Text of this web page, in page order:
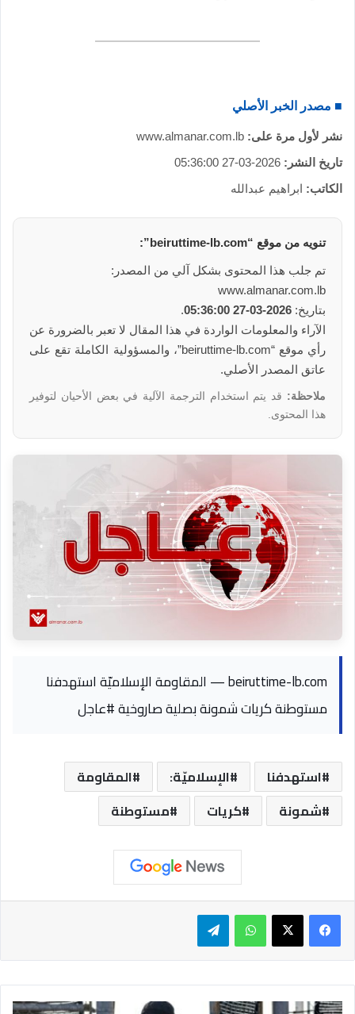
■ مصدر الخبر الأصلي
نشر لأول مرة على: www.almanar.com.lb
تاريخ النشر: 2026-03-27 05:36:00
الكاتب: ابراهيم عبدالله
تنويه من موقع “beiruttime-lb.com”:
تم جلب هذا المحتوى بشكل آلي من المصدر:
www.almanar.com.lb
بتاريخ: 2026-03-27 05:36:00
.
الآراء والمعلومات الواردة في هذا المقال لا تعبر بالضرورة عن
رأي موقع “beiruttime-lb.com”، والمسؤولية الكاملة تقع على
عاتق المصدر الأصلي.
ملاحظة: قد يتم استخدام الترجمة الآلية في بعض الأحيان لتوفير
هذا المحتوى.
beiruttime-lb.com — المقاومة الإسلاميّة استهدفنا
مستوطنة كريات شمونة بصلية صاروخية #عاجل
استهدفنا الإسلاميّة:
المقاومة
شمونة
كريات مستوطنة
واتساب
ت